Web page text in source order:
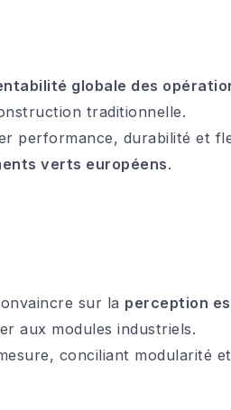
globale des
traditionnelle.
performance, durabilité et
verts européens.
sur la perception
aux modules industriels.
conciliant modularité